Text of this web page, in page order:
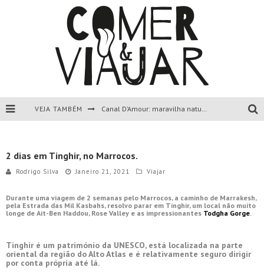
VEJA TAMBÉM Canal D’Amour: maravilha natural de Corfu, Grécia.
Paleokastritsa, Corfu, Grécia.
2 dias em Tinghir, no Marrocos.
Rodrigo Silva Janeiro 21, 2021 Viajar
Durante uma viagem de 2 semanas pelo Marrocos, a caminho de Marrakesh,
pela Estrada das Mil Kasbahs, resolvo parar em Tinghir, um local não muito
longe de Ait-Ben Haddou, Rose Valley e as impressionantes Todgha Gorge.
Tinghir é um património da UNESCO, está localizada na parte
oriental da região do Alto Atlas e é relativamente seguro dirigir
por conta própria até lá.